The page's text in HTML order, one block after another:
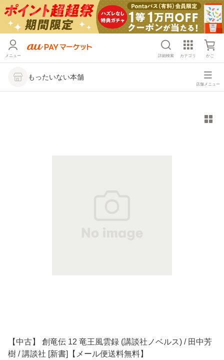
メニュー 詳細検索 カテゴリ かご
もったいない本舗
店舗メニュー
【中古】 創竜伝 12 竜王風雲録 (講談社ノベルス) / 田中芳
樹 / 講談社 [新書]【メール便送料無料】